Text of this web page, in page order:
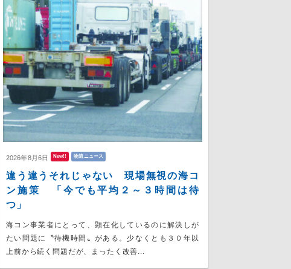
2026年8月6日 New!! 物流ニュース
違う違うそれじゃない 現場無視の海コ
ン施策 「今でも平均２～３時間は待
つ」
海コン事業者にとって、顕在化しているのに解決しが
たい問題に〝待機時間〟がある。少なくとも３０年以
上前から続く問題だが、まったく改善...